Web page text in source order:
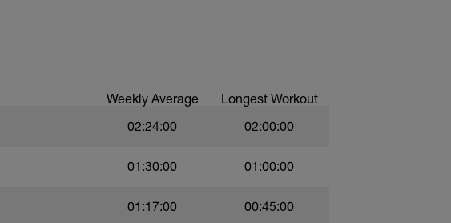
Weekly Average Longest Workout
02:24:00 02:00:00
01:30:00 01:00:00
01:17:00 00:45:00